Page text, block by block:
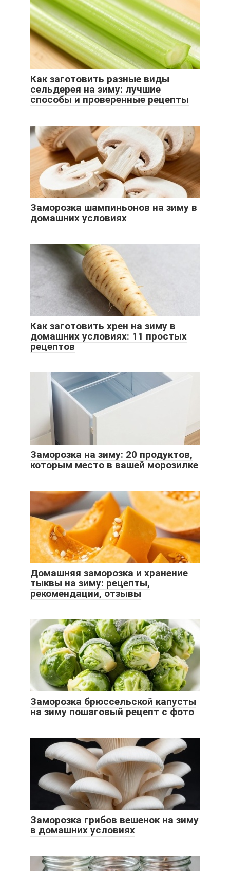
Как заготовить разные виды
сельдерея на зиму: лучшие
способы и проверенные рецепты
Заморозка шампиньонов на зиму в
домашних условиях
Как заготовить хрен на зиму в
домашних условиях: 11 простых
рецептов
Заморозка на зиму: 20 продуктов,
которым место в вашей морозилке
Домашняя заморозка и хранение
тыквы на зиму: рецепты,
рекомендации, отзывы
Заморозка брюссельской капусты
на зиму пошаговый рецепт с фото
Заморозка грибов вешенок на зиму
в домашних условиях